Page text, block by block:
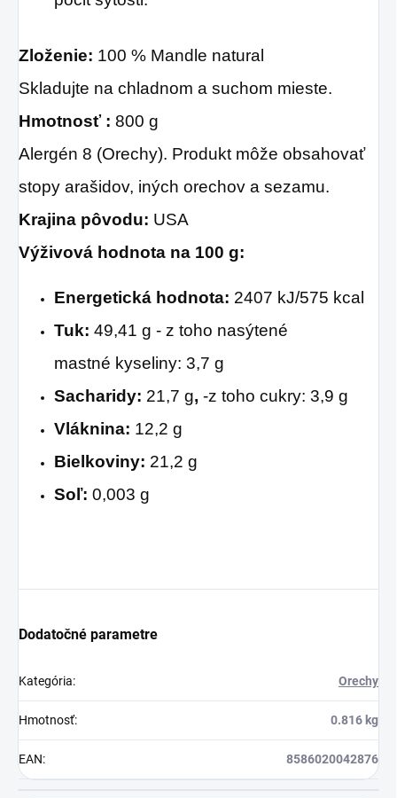
Zloženie: 100 % Mandle natural
Skladujte na chladnom a suchom mieste.
Hmotnosť : 800 g
Alergén 8 (Orechy). Produkt môže obsahovať
stopy arašidov, iných orechov a sezamu.
Krajina pôvodu: USA
Výživová hodnota na 100 g:
Energetická hodnota: 2407 kJ/575 kcal
Tuk: 49,41 g - z toho nasýtené
mastné kyseliny: 3,7 g
Sacharidy: 21,7 g, -z toho cukry: 3,9 g
Vláknina: 12,2 g
Bielkoviny: 21,2 g
Soľ: 0,003 g
Dodatočné parametre
Kategória: Orechy
Hmotnosť: 0.816 kg
EAN: 8586020042876